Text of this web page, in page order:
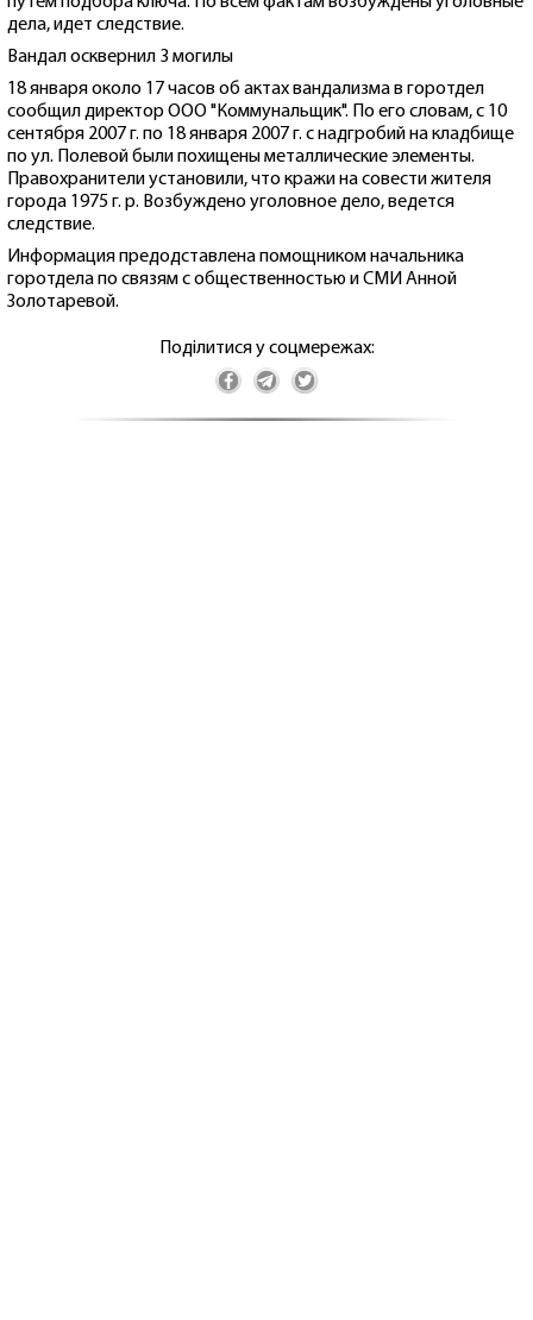
дела, идет следствие.
Вандал осквернил 3 могилы
18 января около 17 часов об актах вандализма в горотдел
сообщил директор ООО "Коммунальщик". По его словам, с 10
сентября 2007 г. по 18 января 2007 г. с надгробий на кладбище
по ул. Полевой были похищены металлические элементы.
Правохранители установили, что кражи на совести жителя
города 1975 г. р. Возбуждено уголовное дело, ведется
следствие.
Информация предодставлена помощником начальника
горотдела по связям с общественностью и СМИ Анной
Золотаревой.
Поділитися у соцмережах: